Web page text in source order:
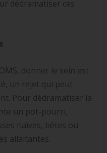
dédramatiser ces
donner le sein est
un rejet qui peut
Pour dédramatiser la
un pot-pourri,
naïves, bêtes ou
allaitantes.